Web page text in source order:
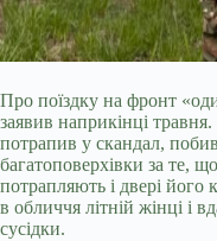
Про поїздку на фронт
заявив наприкінці
потрапив у скандал,
багатоповерхівки за те,
потрапляють і двері
в обличчя літній жінці і
сусідки.